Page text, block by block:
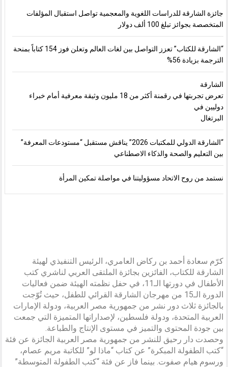
جائزة الشارقة للدراسات اللغوية والمعجمية تواصل استقبال المؤلفات
المتخصصة بجوائز تبلغ 100 ألف دولار
“الشارقة للكتاب” تعزز التواصل بين لغات العالم وتعلن فوز 154 كتاباً بمنحة
الترجمة بزيادة 56%
الشارقة
تعرض تجربتها في رقمنة أكثر من 18 مليون وثيقة معرفية أمام خبراء
دوليين في
البرتغال
“الشارقة الدولي للمكتبات 2026” يناقش مستقبل “مستودعات المعرفة”
بين التعليم والصحة والذكاء الاصطناعي
نستمد من روح الاتحاد مسؤوليتنا في مواصلة تمكين المرأة
كرّم سعادة أحمد بن ركاض العامري، الرئيس التنفيذي لهيئة
الشارقة للكتاب، الفائزين بجائزة الملتقى العربي لناشري كتب
الأطفال في دورتها الـ11، في حفل نظمته الهيئة ضمن فعاليات
الدورة الـ15 من مهرجان الشارقة القرائي للطفل، حيث تُوّجت
بالجائزة ثلاث دور نشر من جمهورية مصر العربية، ودولة الإمارات
العربية المتحدة، ودولة فلسطين، لإصداراتها المتميزة التي جمعت
بين جودة المحتوى والتميز في مستوى الإنتاج والطباعة.
وحصدت دار رحيق للنشر من جمهورية مصر العربية الجائزة عن فئة
“كتب الطفولة المبكرة” عن كتاب “ماذا لو” للكاتبة مريم عصام،
ورسوم هيام صفوت. بينما فاز عن فئة “كتب الطفولة المتوسطة”